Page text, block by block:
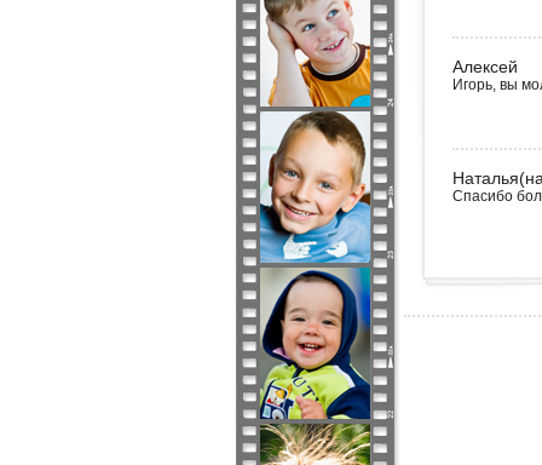
Алексей
Игорь, вы
Спасибо